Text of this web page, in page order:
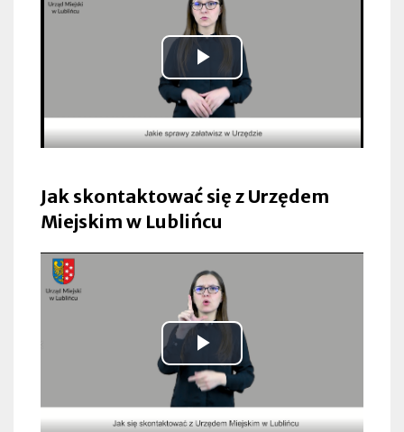
Odtwarzaj
wideo
Jak skontaktować się z Urzędem
Miejskim w Lublińcu
Odtwarzaj
wideo